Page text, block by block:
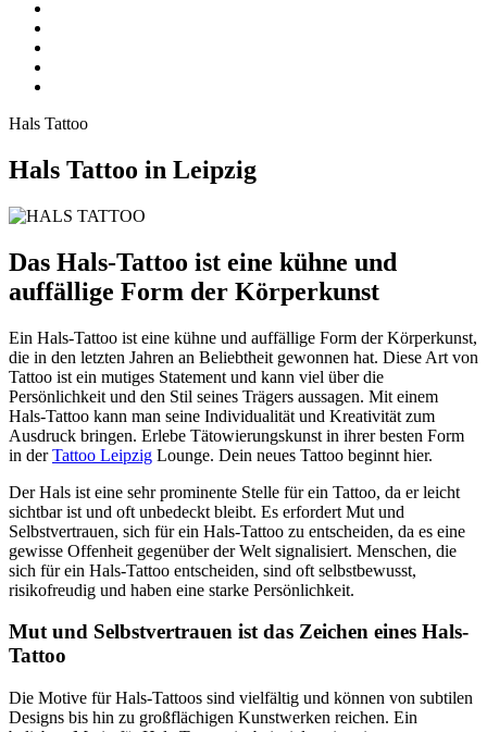
Hals Tattoo
Hals Tattoo in Leipzig
Das Hals-Tattoo ist eine kühne und
auffällige Form der Körperkunst
Ein Hals-Tattoo ist eine kühne und auffällige Form der Körperkunst,
die in den letzten Jahren an Beliebtheit gewonnen hat. Diese Art von
Tattoo ist ein mutiges Statement und kann viel über die
Persönlichkeit und den Stil seines Trägers aussagen. Mit einem
Hals-Tattoo kann man seine Individualität und Kreativität zum
Ausdruck bringen. Erlebe Tätowierungskunst in ihrer besten Form
in derTattoo Leipzig Lounge. Dein neues Tattoo beginnt hier.
Der Hals ist eine sehr prominente Stelle für ein Tattoo, da er leicht
sichtbar ist und oft unbedeckt bleibt. Es erfordert Mut und
Selbstvertrauen, sich für ein Hals-Tattoo zu entscheiden, da es eine
gewisse Offenheit gegenüber der Welt signalisiert. Menschen, die
sich für ein Hals-Tattoo entscheiden, sind oft selbstbewusst,
risikofreudig und haben eine starke Persönlichkeit.
Mut und Selbstvertrauen ist das Zeichen eines Hals-
Tattoo
Die Motive für Hals-Tattoos sind vielfältig und können von subtilen
Designs bis hin zu großflächigen Kunstwerken reichen. Ein